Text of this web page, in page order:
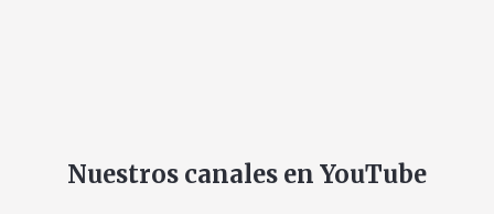
Nuestros canales en YouTube